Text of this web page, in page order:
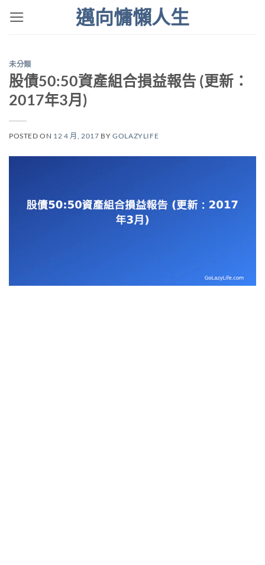
邁向慵懶人生
未分類
股債50:50資產組合損益報告 (更新：
2017年3月)
POSTED ON 12 4 月, 2017 BYGOLAZYLIFE